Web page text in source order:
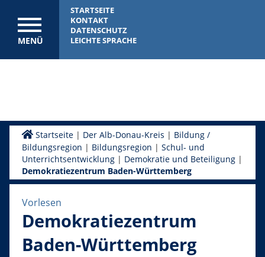
MENÜ
STARTSEITE
KONTAKT
DATENSCHUTZ
LEICHTE SPRACHE
Startseite| Der Alb-Donau-Kreis | Bildung /
Bildungsregion | Bildungsregion | Schul- und
Unterrichtsentwicklung| Demokratie und Beteiligung|
Demokratiezentrum Baden-Württemberg
Vorlesen
Demokratiezentrum
Baden-Württemberg